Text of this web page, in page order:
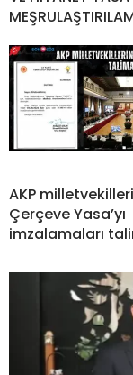
AKP
Çerçeve Yasa’yı
imzalamaları